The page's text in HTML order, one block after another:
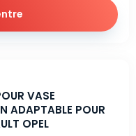
VASE
ADAPTABLE POUR
OPEL